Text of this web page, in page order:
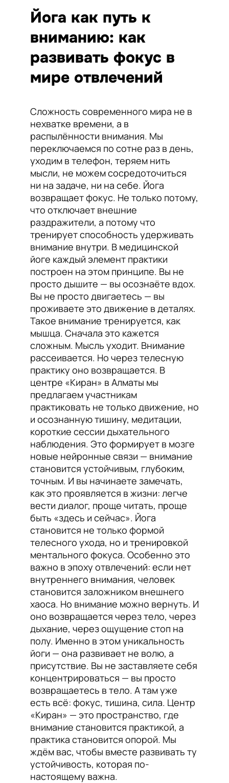
Йога как путь к
вниманию: как
развивать фокус в
мире отвлечений
Сложность современного мира не в
нехватке времени, а в
распылённости внимания. Мы
переключаемся по сотне раз в день,
уходим в телефон, теряем нить
мысли, не можем сосредоточиться
ни на задаче, ни на себе. Йога
возвращает фокус. Не только потому,
что отключает внешние
раздражители, а потому что
тренирует способность удерживать
внимание внутри. В медицинской
йоге каждый элемент практики
построен на этом принципе. Вы не
просто дышите — вы осознаёте вдох.
Вы не просто двигаетесь — вы
проживаете это движение в деталях.
Такое внимание тренируется, как
мышца. Сначала это кажется
сложным. Мысль уходит. Внимание
рассеивается. Но через телесную
практику оно возвращается. В
центре «Киран» в Алматы мы
предлагаем участникам
практиковать не только движение, но
и осознанную тишину, медитации,
короткие сессии дыхательного
наблюдения. Это формирует в мозге
новые нейронные связи — внимание
становится устойчивым, глубоким,
точным. И вы начинаете замечать,
как это проявляется в жизни: легче
вести диалог, проще читать, проще
быть «здесь и сейчас». Йога
становится не только формой
телесного ухода, но и тренировкой
ментального фокуса. Особенно это
важно в эпоху отвлечений: если нет
внутреннего внимания, человек
становится заложником внешнего
хаоса. Но внимание можно вернуть. И
оно возвращается через тело, через
дыхание, через ощущение стоп на
полу. Именно в этом уникальность
йоги — она развивает не волю, а
присутствие. Вы не заставляете себя
концентрироваться — вы просто
возвращаетесь в тело. А там уже
есть всё: фокус, тишина, сила. Центр
«Киран» — это пространство, где
внимание становится практикой, а
практика становится опорой. Мы
ждём вас, чтобы вместе развивать ту
устойчивость, которая по-
настоящему важна.